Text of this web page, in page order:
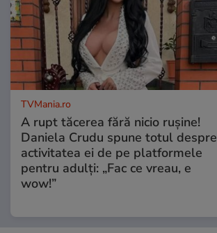
TVMania.ro
A rupt tăcerea fără nicio rușine!
Daniela Crudu spune totul despre
activitatea ei de pe platformele
pentru adulți: „Fac ce vreau, e
wow!”